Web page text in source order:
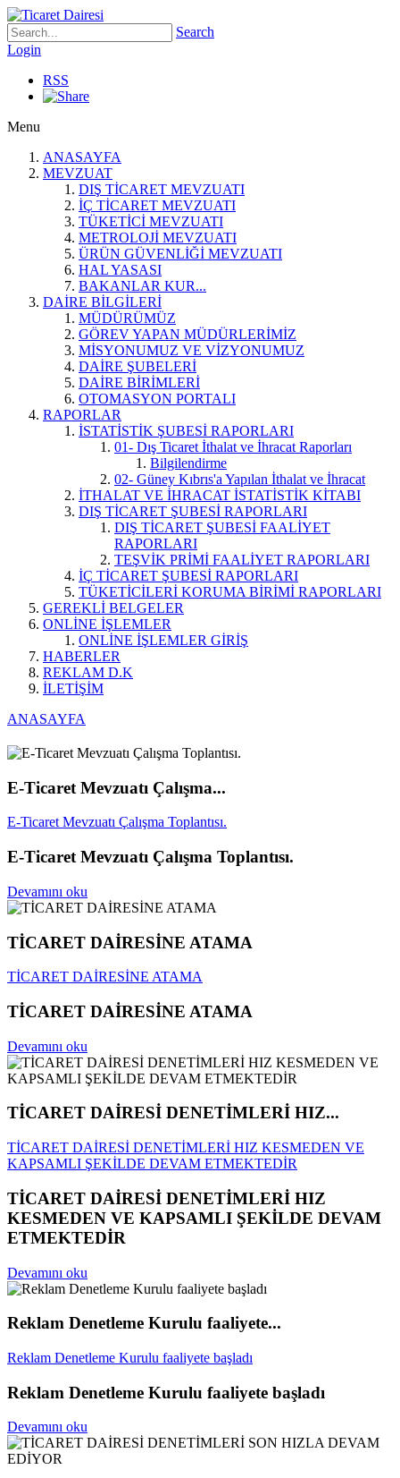
Search
Login
RSS
Menu
ANASAYFA
MEVZUAT
DIŞ TİCARET MEVZUATI
İÇ TİCARET MEVZUATI
TÜKETİCİ MEVZUATI
METROLOJİ MEVZUATI
ÜRÜN GÜVENLİĞİ MEVZUATI
HAL YASASI
BAKANLAR KUR...
DAİRE BİLGİLERİ
MÜDÜRÜMÜZ
GÖREV YAPAN MÜDÜRLERİMİZ
MİSYONUMUZ VE VİZYONUMUZ
DAİRE ŞUBELERİ
DAİRE BİRİMLERİ
OTOMASYON PORTALI
RAPORLAR
İSTATİSTİK ŞUBESİ RAPORLARI
01- Dış Ticaret İthalat ve İhracat Raporları
Bilgilendirme
02- Güney Kıbrıs'a Yapılan İthalat ve İhracat
İTHALAT VE İHRACAT İSTATİSTİK KİTABI
DIŞ TİCARET ŞUBESİ RAPORLARI
DIŞ TİCARET ŞUBESİ FAALİYET
RAPORLARI
TEŞVİK PRİMİ FAALİYET RAPORLARI
İÇ TİCARET ŞUBESİ RAPORLARI
TÜKETİCİLERİ KORUMA BİRİMİ RAPORLARI
GEREKLİ BELGELER
ONLİNE İŞLEMLER
ONLİNE İŞLEMLER GİRİŞ
HABERLER
REKLAM D.K
İLETİŞİM
ANASAYFA
E-Ticaret Mevzuatı Çalışma...
E-Ticaret Mevzuatı Çalışma Toplantısı.
E-Ticaret Mevzuatı Çalışma Toplantısı.
Devamını oku
TİCARET DAİRESİNE ATAMA
TİCARET DAİRESİNE ATAMA
TİCARET DAİRESİNE ATAMA
Devamını oku
TİCARET DAİRESİ DENETİMLERİ HIZ...
TİCARET DAİRESİ DENETİMLERİ HIZ KESMEDEN VE
KAPSAMLI ŞEKİLDE DEVAM ETMEKTEDİR
TİCARET DAİRESİ DENETİMLERİ HIZ
KESMEDEN VE KAPSAMLI ŞEKİLDE DEVAM
ETMEKTEDİR
Devamını oku
Reklam Denetleme Kurulu faaliyete...
Reklam Denetleme Kurulu faaliyete başladı
Reklam Denetleme Kurulu faaliyete başladı
Devamını oku